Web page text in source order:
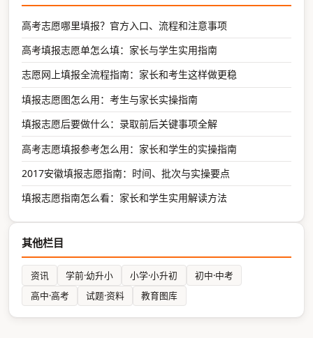
高考志愿哪里填报？官方入口、流程和注意事项
高考填报志愿单怎么填：家长与学生实用指南
志愿网上填报全流程指南：家长和考生这样做更稳
填报志愿图怎么用：考生与家长实操指南
填报志愿后要做什么：录取前后关键事项全解
高考志愿填报参考怎么用：家长和学生的实操指南
2017安徽填报志愿指南：时间、批次与实操要点
填报志愿指南怎么看：家长和学生实用解读方法
其他栏目
资讯 学前·幼升小 小学·小升初
初中·中考
高中·高考
试题·资料 教育图库